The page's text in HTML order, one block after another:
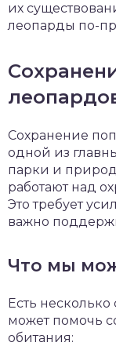
их
леопарды по-
Сохранение
одной из
парки и
работают над
Это требует
важно
Что мы
Есть
может помочь
обитания: